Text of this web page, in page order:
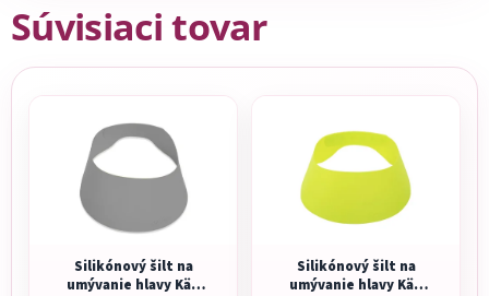
Súvisiaci tovar
Silikónový šilt na
umývanie hlavy Käp
Silikónový šilt na
umývanie hlavy Käp